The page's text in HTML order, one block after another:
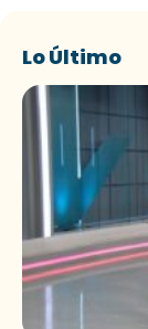
Lo Último